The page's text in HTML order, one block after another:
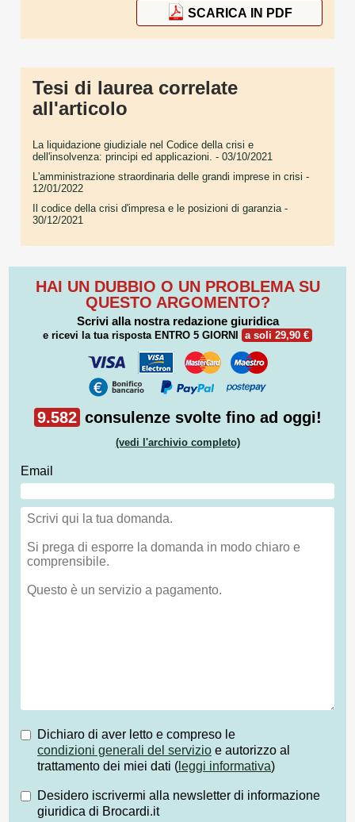
SCARICA IN PDF
Tesi di laurea correlate
all'articolo
La liquidazione giudiziale nel Codice della crisi e
dell'insolvenza: principi ed applicazioni. - 03/10/2021
L'amministrazione straordinaria delle grandi imprese in crisi -
12/01/2022
Il codice della crisi d'impresa e le posizioni di garanzia -
30/12/2021
HAI UN DUBBIO O UN PROBLEMA SU
QUESTO ARGOMENTO?
Scrivi alla nostra redazione giuridica
e ricevi la tua risposta ENTRO 5 GIORNI a soli 29,90 €
9.582 consulenze svolte fino ad oggi!
(vedi l'archivio completo)
Email
Dichiaro di aver letto e compreso le
condizioni generali del servizio e autorizzo al
trattamento dei miei dati ( leggi informativa)
Desidero iscrivermi alla newsletter di informazione
giuridica di Brocardi.it